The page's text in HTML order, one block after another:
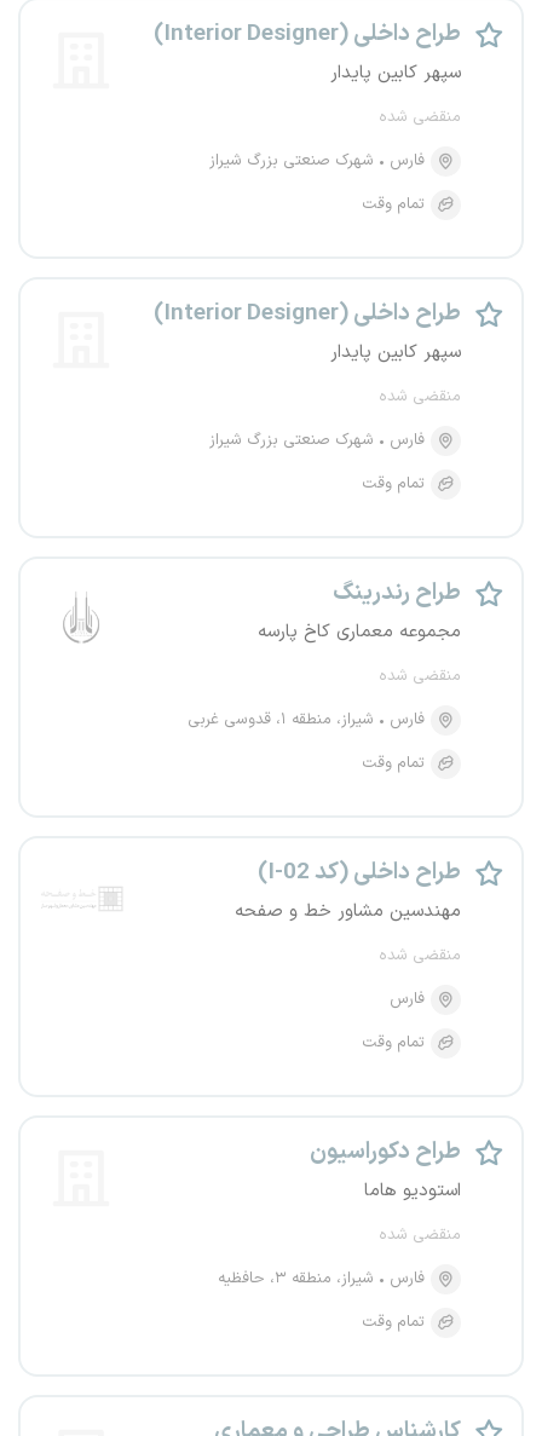
طراح داخلی (Interior Designer)
سپهر کابین پایدار
منقضی شده
فارس
شهرک صنعتی بزرگ شیراز
تمام وقت
طراح داخلی (Interior Designer)
سپهر کابین پایدار
منقضی شده
فارس
شهرک صنعتی بزرگ شیراز
تمام وقت
طراح رندرینگ
مجموعه معماری کاخ پارسه
منقضی شده
فارس
شیراز، منطقه ۱، قدوسی غربی
تمام وقت
طراح داخلی (کد I-02)
مهندسین مشاور خط و صفحه
منقضی شده
فارس
تمام وقت
طراح دکوراسیون
استودیو هاما
منقضی شده
فارس
شیراز، منطقه ۳، حافظیه
تمام وقت